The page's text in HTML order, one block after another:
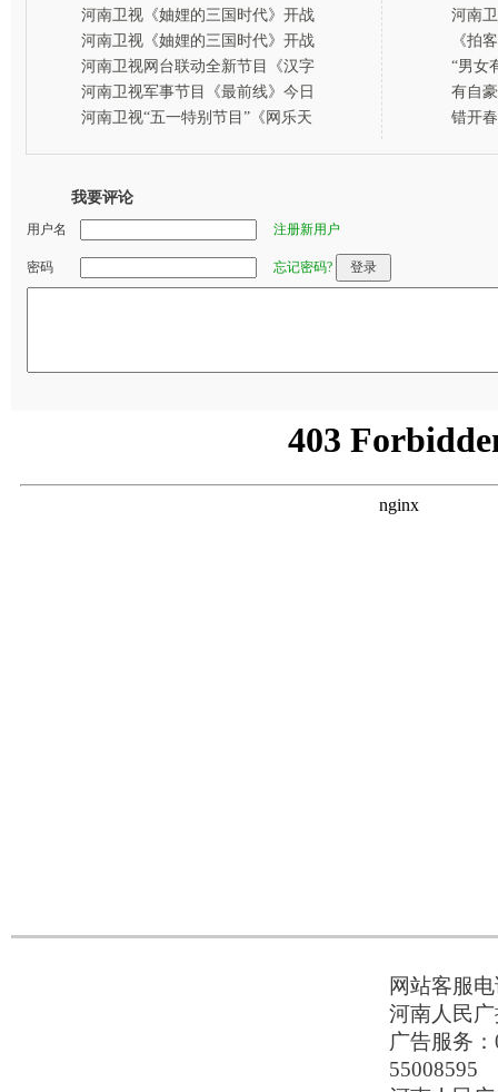
河南卫视《妯娌的三国时代》开战
家庭三国大战硝烟再起
河南卫视《妯娌的三国时代》开战
河南卫视网台联动全新节目《汉字
英雄》将播出
河南卫视军事节目《最前线》今日
首播 董路任主持人
河南卫视“五一特别节目”《网乐天
河南
月29
《拍
走男
“男女
《知
有自
餐”最
错开
我要评论
用户名 注册新用户
密码 忘记密码?
网站客服
河南人民
广告服务
55008595